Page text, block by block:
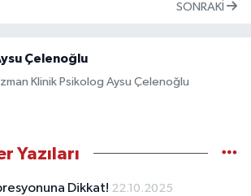
SONRAKI
Çelenoğlu
Klinik Psikolog Aysu Çelenoğlu
Yazıları
Dikkat! 22.10.2025